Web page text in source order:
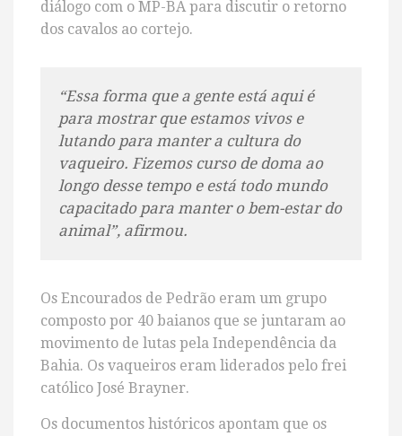
diálogo com o MP-BA para discutir o retorno
dos cavalos ao cortejo.
“Essa forma que a gente está aqui é
para mostrar que estamos vivos e
lutando para manter a cultura do
vaqueiro. Fizemos curso de doma ao
longo desse tempo e está todo mundo
capacitado para manter o bem-estar do
animal”, afirmou.
Os Encourados de Pedrão eram um grupo
composto por 40 baianos que se juntaram ao
movimento de lutas pela Independência da
Bahia. Os vaqueiros eram liderados pelo frei
católico José Brayner.
Os documentos históricos apontam que os